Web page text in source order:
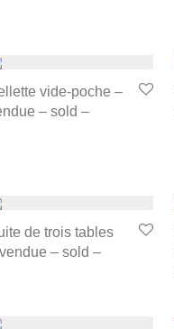
vide-poche –
– sold –
de trois tables
– sold –